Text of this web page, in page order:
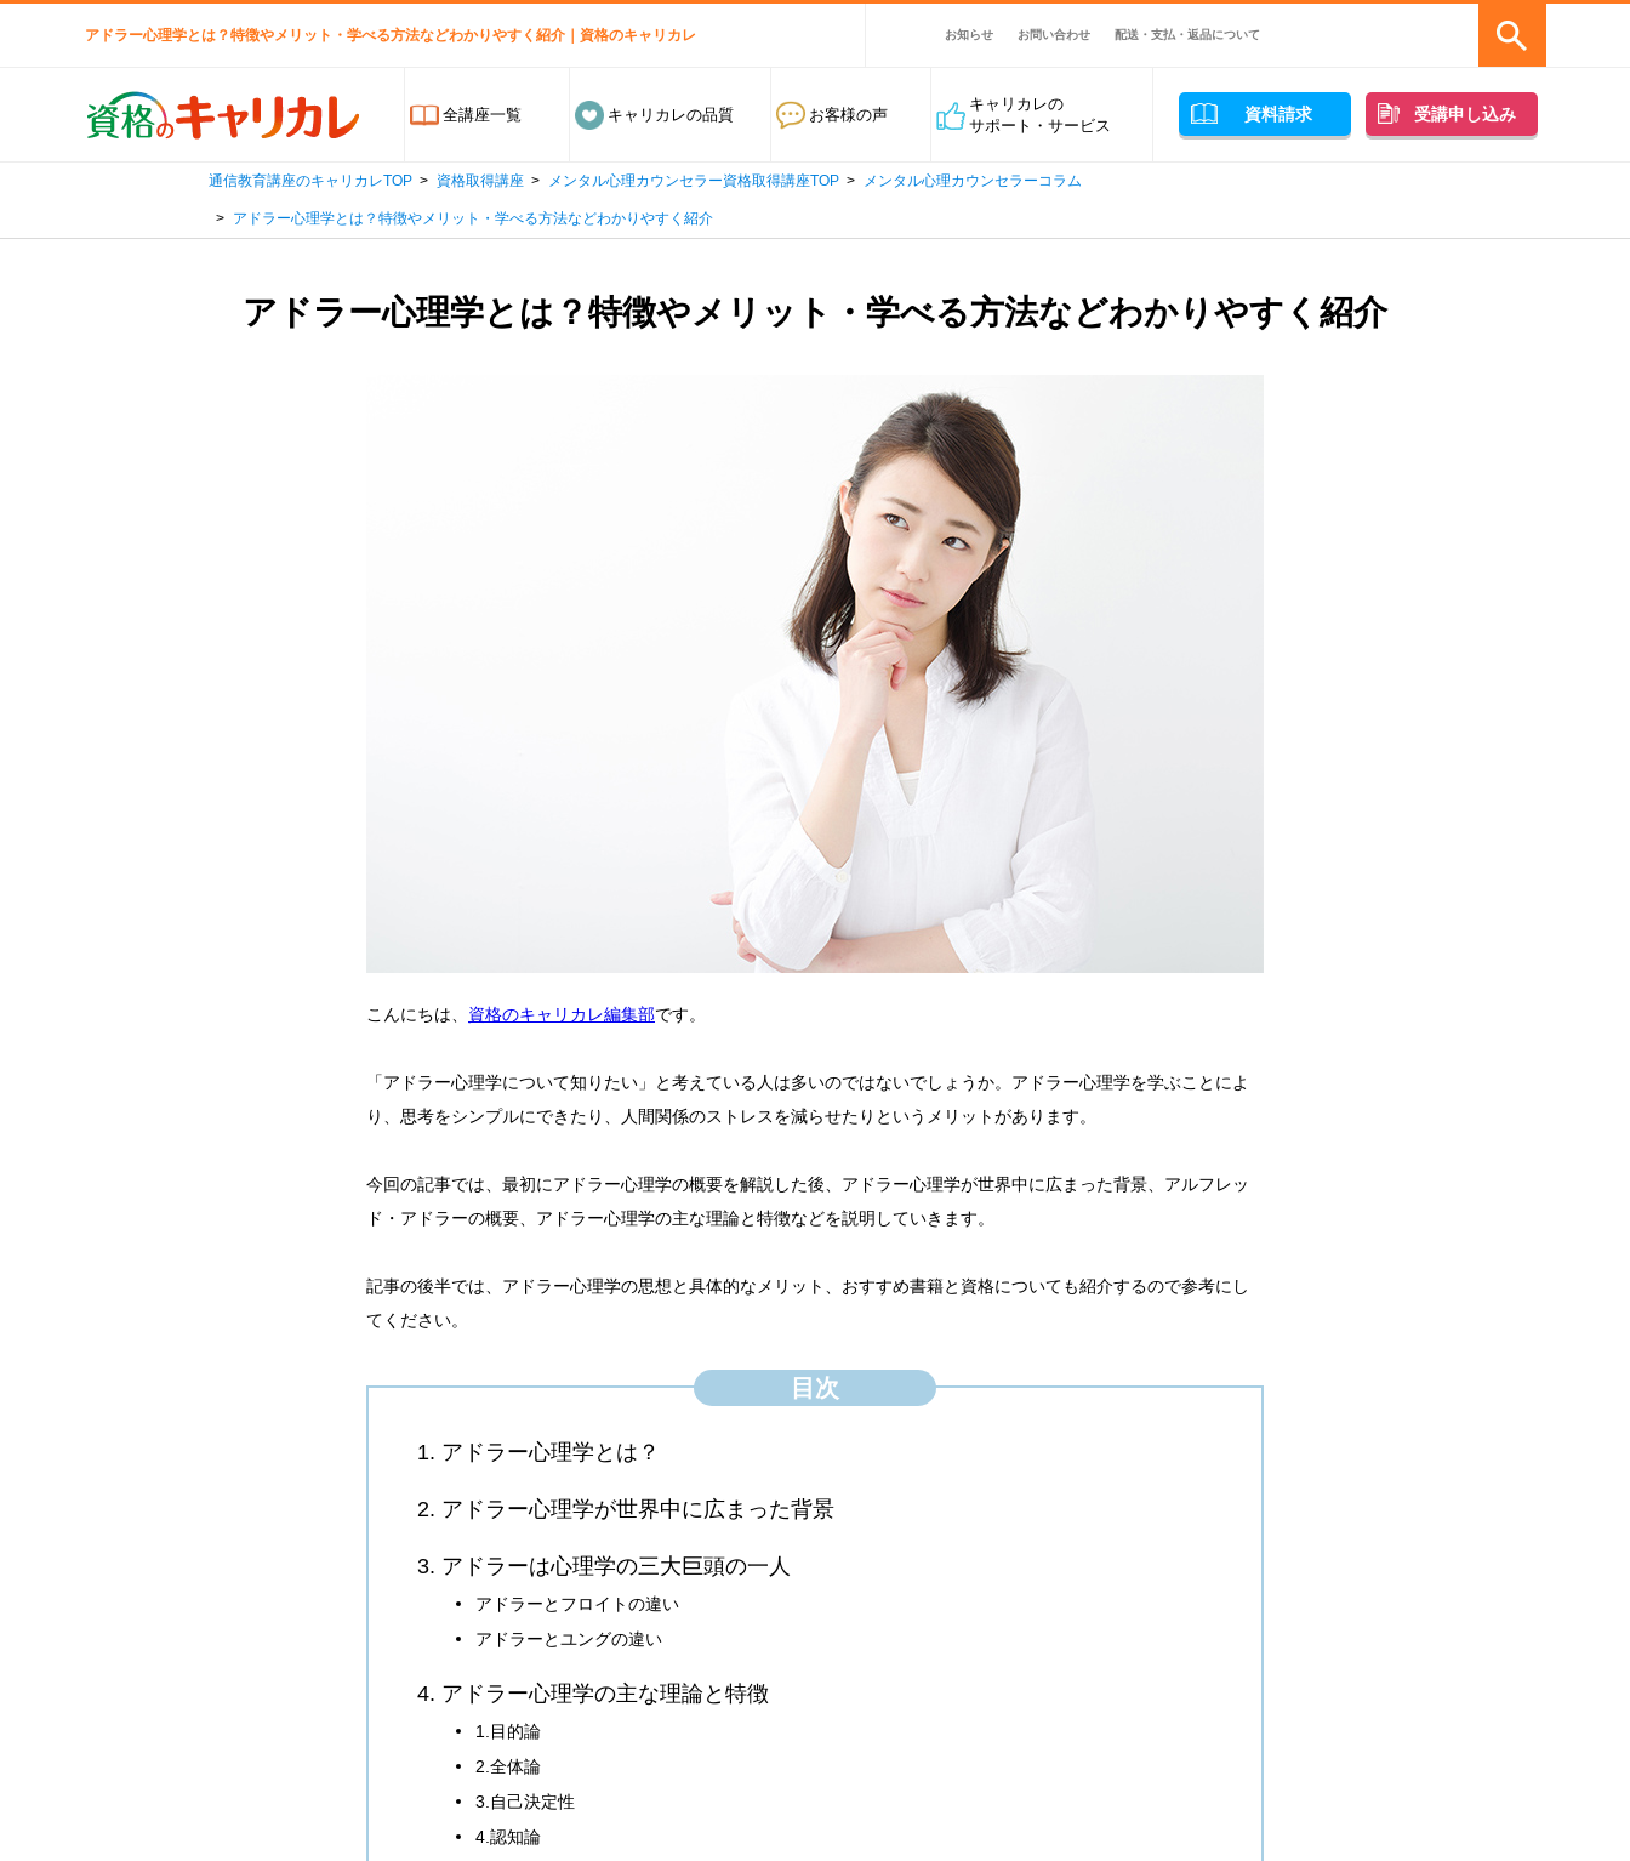
アドラー心理学とは？特徴やメリット・学べる方法などわかりやすく紹介｜資格のキャリカレ お知らせ お問い合わせ 配送・支払・返品について
全講座一覧 キャリカレの品質 お客様の声
キャリカレの
サポート・サービス
資料請求 受講申し込み
通信教育講座のキャリカレTOP 資格取得講座 メンタル心理カウンセラー資格取得講座TOP メンタル心理カウンセラーコラム
アドラー心理学とは？特徴やメリット・学べる方法などわかりやすく紹介
アドラー心理学とは？特徴やメリット・学べる方法などわかりやすく紹介
こんにちは、 資格のキャリカレ編集部です。
「アドラー心理学について知りたい」と考えている人は多いのではないでしょうか。アドラー心理学を学ぶことによ
り、思考をシンプルにできたり、人間関係のストレスを減らせたりというメリットがあります。
今回の記事では、最初にアドラー心理学の概要を解説した後、アドラー心理学が世界中に広まった背景、アルフレッ
ド・アドラーの概要、アドラー心理学の主な理論と特徴などを説明していきます。
記事の後半では、アドラー心理学の思想と具体的なメリット、おすすめ書籍と資格についても紹介するので参考にし
てください。
目次
1. アドラー心理学とは？
2. アドラー心理学が世界中に広まった背景
3. アドラーは心理学の三大巨頭の一人
アドラーとフロイトの違い
アドラーとユングの違い
4. アドラー心理学の主な理論と特徴
1.目的論
2.全体論
3.自己決定性
4.認知論